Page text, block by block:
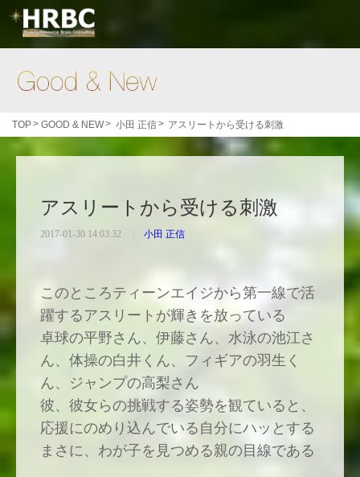
TOP> GOOD & NEW> 小田 正信> アスリートから受ける刺激
アスリートから受ける刺激
2017-01-30 14:03:32 小田 正信
このところティーンエイジから第一線で活
躍するアスリートが輝きを放っている
卓球の平野さん、伊藤さん、水泳の池江さ
ん、体操の白井くん、フィギアの羽生く
ん、ジャンプの高梨さん
彼、彼女らの挑戦する姿勢を観ていると、
応援にのめり込んでいる自分にハッとする
まさに、わが子を見つめる親の目線である